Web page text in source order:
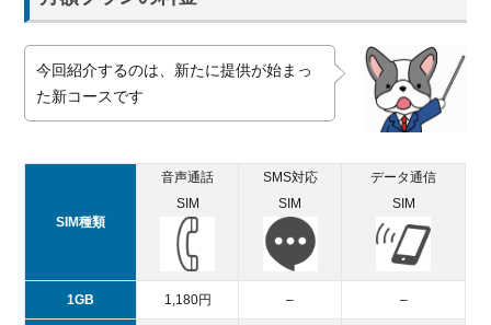
今回紹介するのは、新たに提供が始まっ
た新コースです
SIM種類
音声通話
SIM
SMS対応
SIM
データ通信
SIM
1GB 1,180円 – –